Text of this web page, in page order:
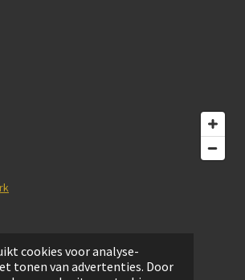
cookies voor analyse-
tonen van advertenties. Door
Website door Trail Magic webdesign.